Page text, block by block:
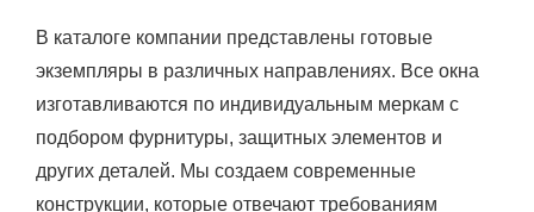
В каталоге компании представлены готовые
экземпляры в различных направлениях. Все окна
изготавливаются по индивидуальным меркам с
подбором фурнитуры, защитных элементов и
других деталей. Мы создаем современные
конструкции, которые отвечают требованиям